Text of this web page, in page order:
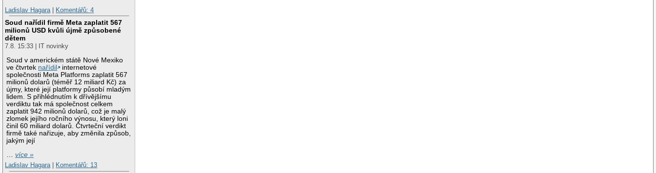
Ladislav Hagara
Komentářů: 4
Soud nařídil firmě Meta zaplatit 567
milionů USD kvůli újmě způsobené
dětem
7.8. 15:33 | IT novinky
Soud v americkém státě Nové Mexiko
ve čtvrtek nařídil
internetové
společnosti Meta Platforms zaplatit 567
milionů dolarů (téměř 12 miliard Kč) za
újmy, které její platformy působí mladým
lidem. S přihlédnutím k dřívějšímu
verdiktu tak má společnost celkem
zaplatit 942 milionů dolarů, což je malý
zlomek jejího ročního výnosu, který loni
činil 60 miliard dolarů. Čtvrteční verdikt
firmě také nařizuje, aby změnila způsob,
jakým její
…více »
Ladislav Hagara| Komentářů: 13